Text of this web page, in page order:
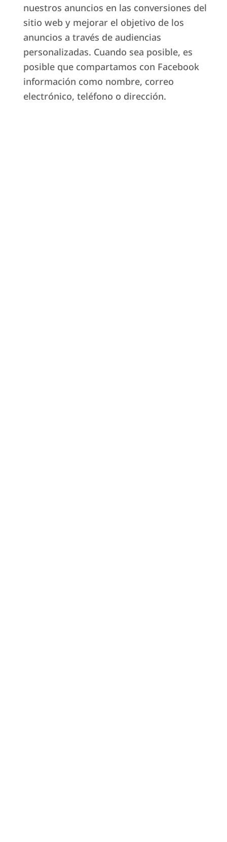
nuestros anuncios en las conversiones del
sitio web y mejorar el objetivo de los
anuncios a través de audiencias
personalizadas. Cuando sea posible, es
posible que compartamos con Facebook
información como nombre, correo
electrónico, teléfono o dirección.